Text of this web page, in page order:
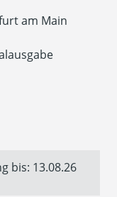
am Main
bis: 13.08.26